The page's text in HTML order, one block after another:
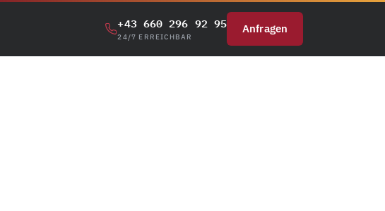
+43 660 296 92 95
24/7 ERREICHBAR
Anfragen